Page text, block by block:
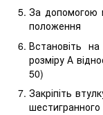
За допомогою
положення
Встановіть
розміру А
50)
Закріпіть